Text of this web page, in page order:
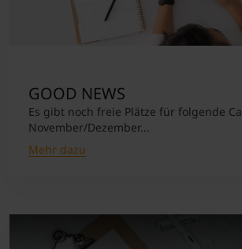
GOOD NEWS
Es gibt noch freie Plätze für folgende
November/Dezember...
Mehr dazu